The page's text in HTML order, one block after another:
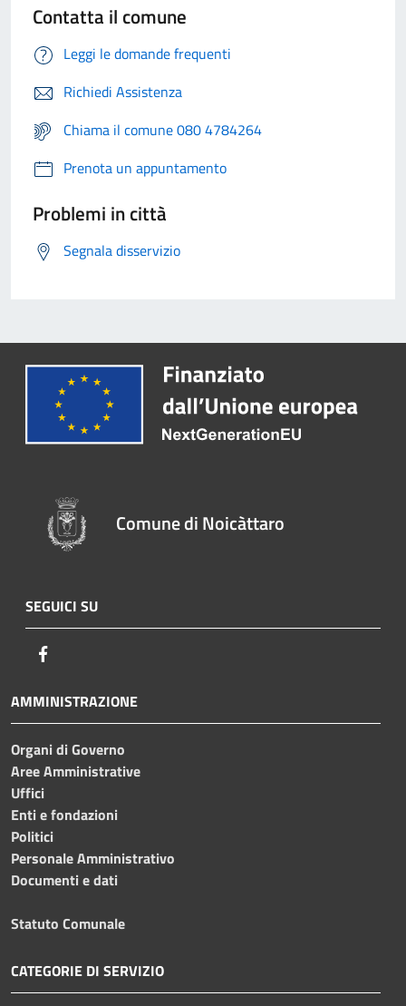
Contatta il comune
Leggi le domande frequenti
Richiedi Assistenza
Chiama il comune 080 4784264
Prenota un appuntamento
Problemi in città
Segnala disservizio
Comune di Noicàttaro
SEGUICI SU
AMMINISTRAZIONE
Organi di Governo
Aree Amministrative
Uffici
Enti e fondazioni
Politici
Personale Amministrativo
Documenti e dati
Statuto Comunale
CATEGORIE DI SERVIZIO